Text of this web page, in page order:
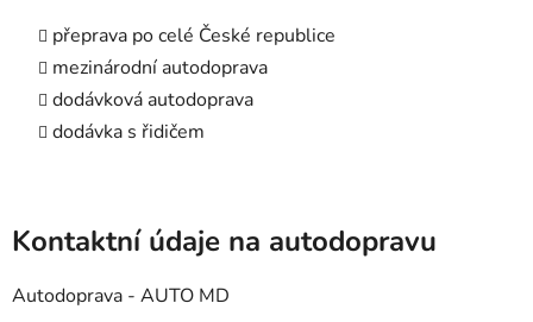
přeprava po celé České republice
mezinárodní autodoprava
dodávková autodoprava
dodávka s řidičem
Kontaktní údaje na autodopravu
Autodoprava - AUTO MD